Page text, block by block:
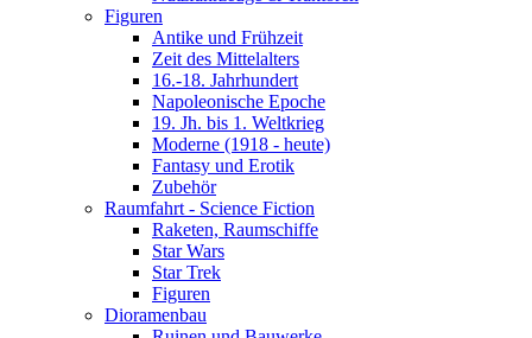
Figuren
Antike und Frühzeit
Zeit des Mittelalters
16.-18. Jahrhundert
Napoleonische Epoche
19. Jh. bis 1. Weltkrieg
Moderne (1918 - heute)
Fantasy und Erotik
Zubehör
Raumfahrt - Science Fiction
Raketen, Raumschiffe
Star Wars
Star Trek
Figuren
Dioramenbau